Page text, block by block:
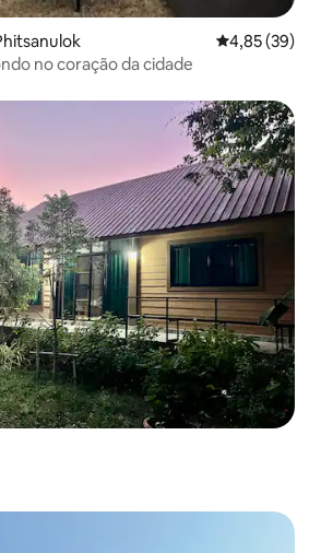
4,85 de uma
4,85 (39)
no coração da cidade